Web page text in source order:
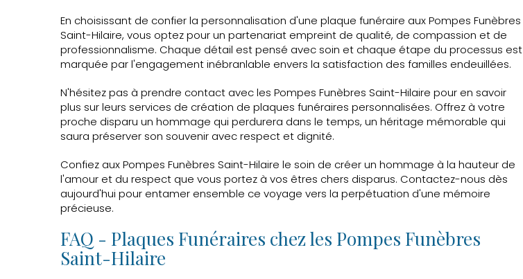
En choisissant de confier la personnalisation d'une plaque funéraire aux Pompes Funèbres
Saint-Hilaire, vous optez pour un partenariat empreint de qualité, de compassion et de
professionnalisme. Chaque détail est pensé avec soin et chaque étape du processus est
marquée par l'engagement inébranlable envers la satisfaction des familles endeuillées.
N'hésitez pas à prendre contact avec les Pompes Funèbres Saint-Hilaire pour en savoir
plus sur leurs services de création de plaques funéraires personnalisées. Offrez à votre
proche disparu un hommage qui perdurera dans le temps, un héritage mémorable qui
saura préserver son souvenir avec respect et dignité.
Confiez aux Pompes Funèbres Saint-Hilaire le soin de créer un hommage à la hauteur de
l'amour et du respect que vous portez à vos êtres chers disparus. Contactez-nous dès
aujourd'hui pour entamer ensemble ce voyage vers la perpétuation d'une mémoire
précieuse.
FAQ - Plaques Funéraires chez les Pompes Funèbres
Saint-Hilaire